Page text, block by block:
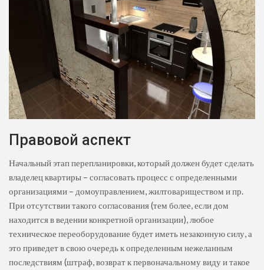
Правовой аспект
Начальный этап перепланировки, который должен будет сделать
владелец квартиры – согласовать процесс с определенными
организациями – домоуправлением, жилтовариществом и пр.
При отсутствии такого согласования (тем более, если дом
находится в ведении конкретной организации), любое
техническое переоборудование будет иметь незаконную силу, а
это приведет в свою очередь к определенным нежеланным
последствиям (штраф, возврат к первоначальному виду и такое